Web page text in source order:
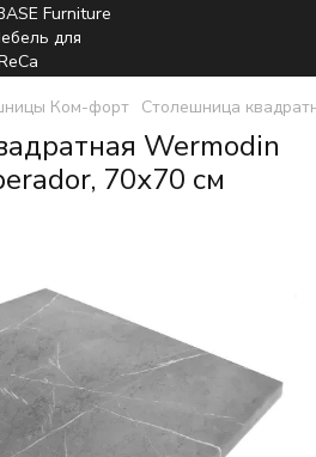
Ком-форт Столешница
Wermodin
70х70 см